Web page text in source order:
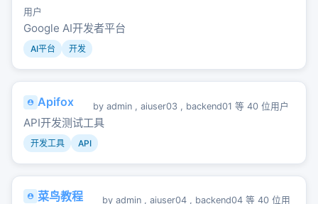
用户
Google AI开发者平台
AI平台 开发
Apifox by admin , aiuser03 , backend01 等 40 位用户
API开发测试工具
开发工具 API
菜鸟教程 by admin , aiuser04 , backend04 等 40 位用